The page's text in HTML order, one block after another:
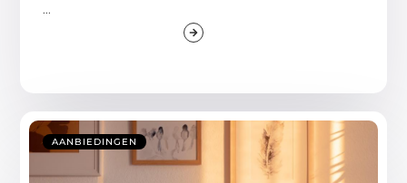
...
AANBIEDINGEN